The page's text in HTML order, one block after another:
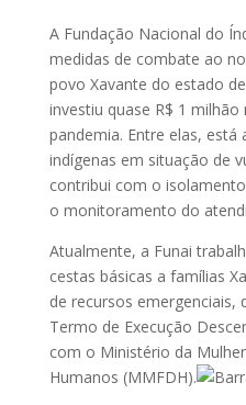
A Fundação Nacional do
medidas de combate ao
povo Xavante do estado
investiu quase R$ 1
pandemia. Entre elas,
indígenas em situação de
contribui com o
o monitoramento do
Atualmente, a Funai
cestas básicas a famílias
de recursos emergenciais,
Termo de Execução
com o Ministério da
Humanos (MMFDH).